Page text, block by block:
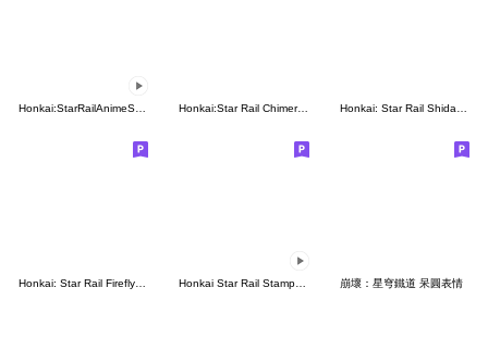
Honkai:Star Rail Chimera Sticker
Honkai: Star Rail Firefly Sticker pack Honkai Star Rail Stamp Pack 崩壞：星穹鐵道 呆圓表情